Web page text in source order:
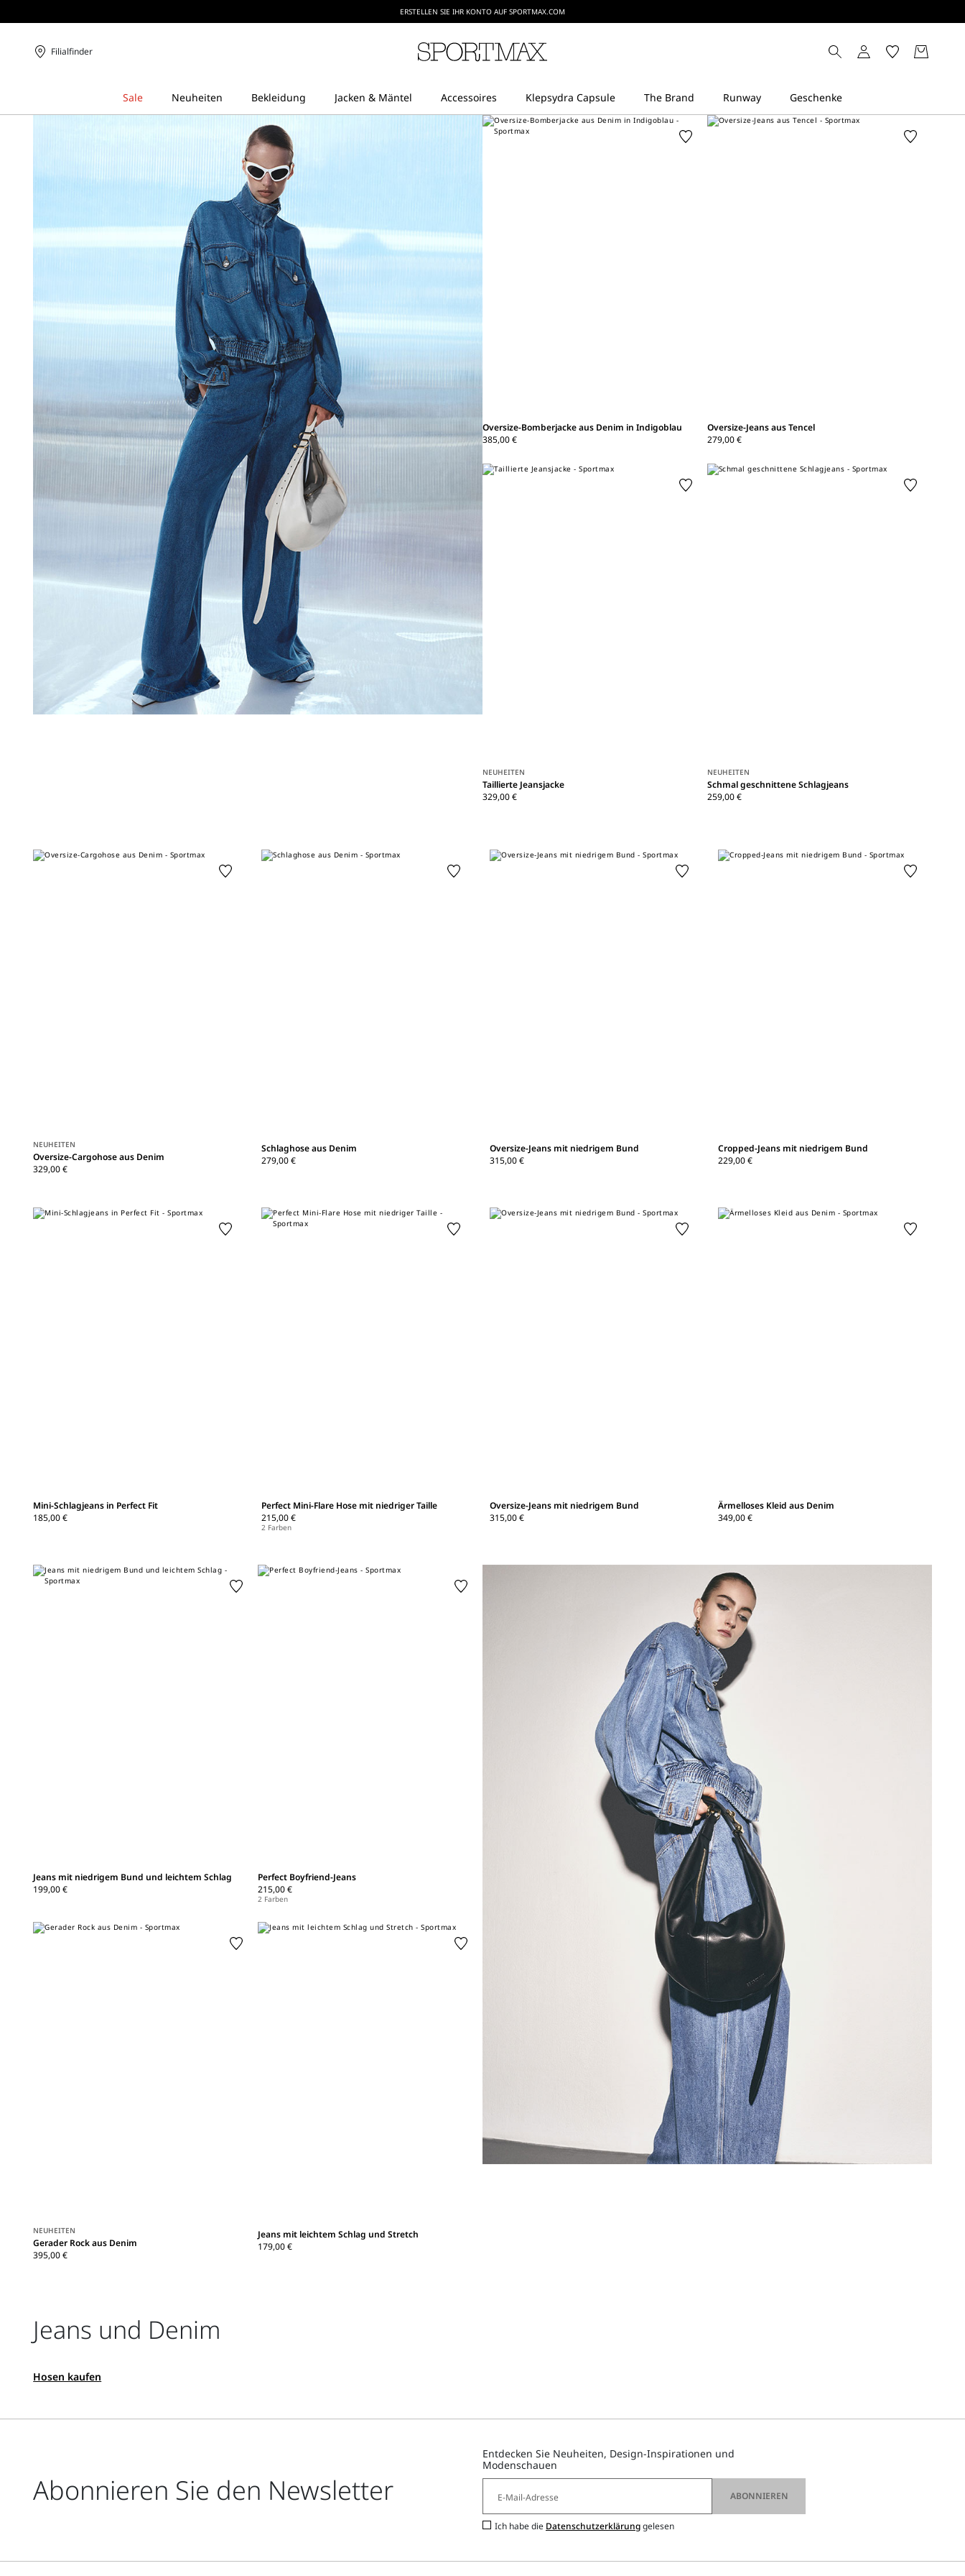
ERSTELLEN SIE IHR KONTO AUF SPORTMAX.COM
Filialfinder
Oversize-Bomberjacke aus Denim in Indigoblau
385,00 €
Oversize-Jeans aus Tencel
279,00 €
NEUHEITEN
Taillierte Jeansjacke
329,00 €
NEUHEITEN
Schmal geschnittene Schlagjeans
259,00 €
NEUHEITEN
Oversize-Cargohose aus Denim
329,00 €
Schlaghose aus Denim
279,00 €
Oversize-Jeans mit niedrigem Bund
315,00 €
Cropped-Jeans mit niedrigem Bund
229,00 €
Mini-Schlagjeans in Perfect Fit
185,00 €
Perfect Mini-Flare Hose mit niedriger Taille
215,00 €
2 Farben
Oversize-Jeans mit niedrigem Bund
315,00 €
Ärmelloses Kleid aus Denim
349,00 €
Jeans mit niedrigem Bund und leichtem Schlag
199,00 €
Perfect Boyfriend-Jeans
215,00 €
2 Farben
NEUHEITEN
Gerader Rock aus Denim
395,00 €
Jeans mit leichtem Schlag und Stretch
179,00 €
Jeans und Denim
Hosen kaufen
Abonnieren Sie den Newsletter
Entdecken Sie Neuheiten, Design-Inspirationen und
Modenschauen
ABONNIEREN
Ich habe die Datenschutzerklärunggelesen